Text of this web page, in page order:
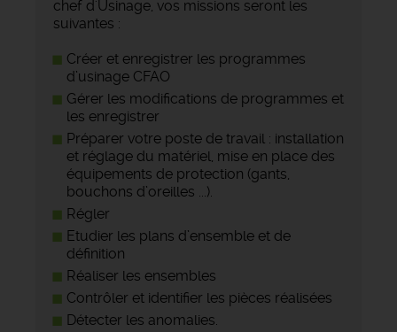
chef d'Usinage, vos missions seront les
suivantes :
Créer et enregistrer les programmes
d’usinage CFAO
Gérer les modifications de programmes et
les enregistrer
Préparer votre poste de travail : installation
et réglage du matériel, mise en place des
équipements de protection (gants,
bouchons d’oreilles ...).
Régler
Etudier les plans d’ensemble et de
définition
Réaliser les ensembles
Contrôler et identifier les pièces réalisées
Détecter les anomalies.